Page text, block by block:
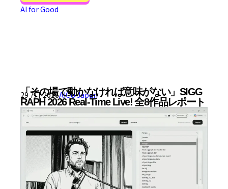
AI for Good
「その場で動かなければ意味がない」SIGG
RAPH 2026 Real-Time Live! 全8作品レポート
29 7月 2026AICU Japan